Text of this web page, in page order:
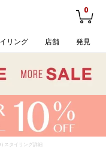
0
リング 店舗 発見
スタイリング詳細